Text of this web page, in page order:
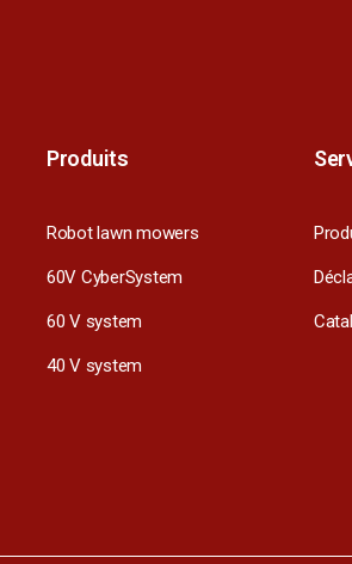
Produits
Robot lawn mowers
60V CyberSystem
60 V system
40 V system